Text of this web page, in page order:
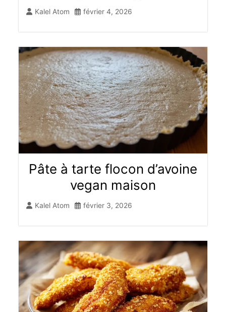
Kalel Atom février 4, 2026
Pâte à tarte flocon d’avoine
vegan maison
Kalel Atom février 3, 2026